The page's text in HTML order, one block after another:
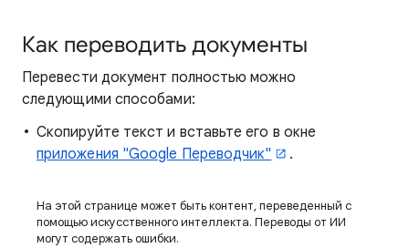
Как переводить документы
Перевести документ полностью можно
следующими способами:
Скопируйте текст и вставьте его в окне
приложения "Google Переводчик"
.
На этой странице может быть контент, переведенный с
помощью искусственного интеллекта. Переводы от ИИ
могут содержать ошибки.